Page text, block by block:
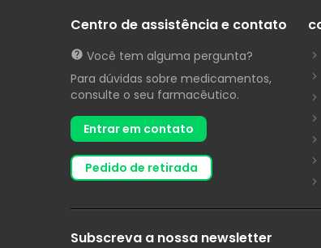
Centro de assistência e contato
Você tem alguma pergunta?
Para dúvidas sobre medicamentos,
consulte o seu farmacêutico.
Entrar em contato
pedido de retirada
Subscreva a nossa newsletter